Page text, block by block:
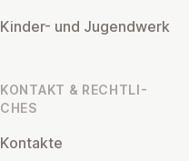
Kinder- und Ju­gend­werk
KONTAKT & RECHT­LI­
CHES
Kontakte